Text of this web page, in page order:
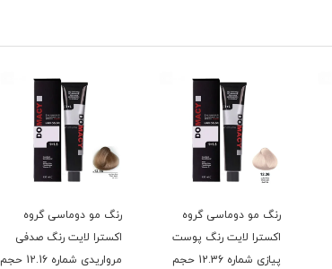
رنگ مو دوماسی گروه
اکسترا لایت رنگ پوست
پیازی شماره 12.36 حجم
رنگ مو دوماسی گروه
اکسترا لایت رنگ صدفی
مرواریدی شماره 12.16 حجم